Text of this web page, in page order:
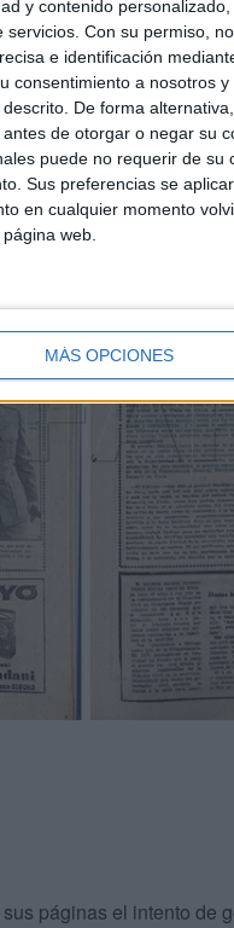
y contenido
servicios. Con su permiso,
e identificación
consentimiento a nosotros
De forma
de otorgar o negar su
puede no requerir de
Sus preferencias se
en cualquier momento
web.
MÁS OPCIONES
23F
páginas el intento de